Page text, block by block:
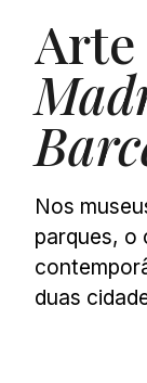
Nos
parques, o
duas